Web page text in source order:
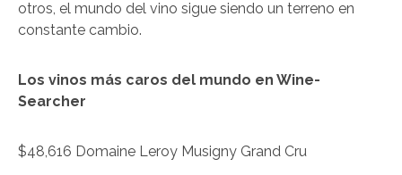
otros, el mundo del vino sigue siendo un terreno en
constante cambio.
Los vinos más caros del mundo en Wine-
Searcher
$48,616 Domaine Leroy Musigny Grand Cru